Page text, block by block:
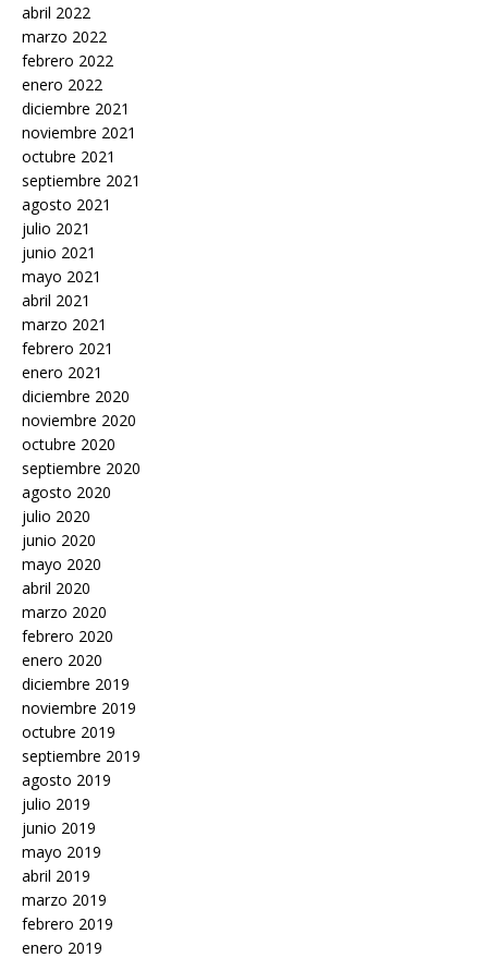
abril 2022
marzo 2022
febrero 2022
enero 2022
diciembre 2021
noviembre 2021
octubre 2021
septiembre 2021
agosto 2021
julio 2021
junio 2021
mayo 2021
abril 2021
marzo 2021
febrero 2021
enero 2021
diciembre 2020
noviembre 2020
octubre 2020
septiembre 2020
agosto 2020
julio 2020
junio 2020
mayo 2020
abril 2020
marzo 2020
febrero 2020
enero 2020
diciembre 2019
noviembre 2019
octubre 2019
septiembre 2019
agosto 2019
julio 2019
junio 2019
mayo 2019
abril 2019
marzo 2019
febrero 2019
enero 2019